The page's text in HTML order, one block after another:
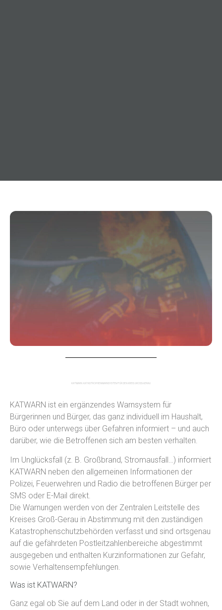
KATWARN: KATASTROPHENWARNSYSTEM FÜR DEN KREIS GROSS-GERAU
KATWARN ist ein ergänzendes Warnsystem für
Bürgerinnen und Bürger, das ganz individuell im Haushalt,
Büro oder unterwegs über Gefahren informiert – und auch
darüber, wie die Betroffenen sich am besten verhalten.
Im Unglücksfall (z. B. Großbrand, Stromausfall…) informiert
KATWARN neben den allgemeinen Informationen der
Polizei, Feuerwehren und Radio die betroffenen Bürger per
SMS oder E-Mail direkt.
Die Warnungen werden von der Zentralen Leitstelle des
Kreises Groß-Gerau in Abstimmung mit den zuständigen
Katastrophenschutzbehörden verfasst und sind ortsgenau
auf die gefährdeten Postleitzahlenbereiche abgestimmt
ausgegeben und enthalten Kurzinformationen zur Gefahr,
sowie Verhaltensempfehlungen.
Was ist KATWARN?
Ganz egal ob Sie auf dem Land oder in der Stadt wohnen,